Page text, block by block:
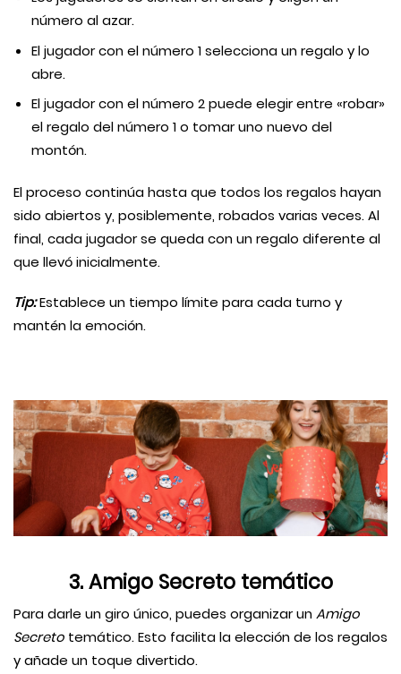
número al azar.
El jugador con el número 1 selecciona un regalo y lo
abre.
El jugador con el número 2 puede elegir entre «robar»
el regalo del número 1 o tomar uno nuevo del
montón.
El proceso continúa hasta que todos los regalos hayan
sido abiertos y, posiblemente, robados varias veces. Al
final, cada jugador se queda con un regalo diferente al
que llevó inicialmente.
Tip:Establece un tiempo límite para cada turno y
mantén la emoción.
3. Amigo Secreto temático
Para darle un giro único, puedes organizar un Amigo
Secreto temático. Esto facilita la elección de los regalos
y añade un toque divertido.